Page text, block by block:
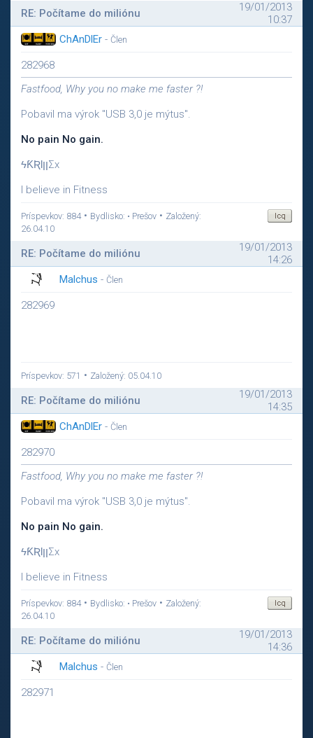
RE: Počítame do miliónu
19/01/2013
10:37
ChAnDlEr - Člen
282968
Fastfood, Why you no make me faster ?!
Pobavil ma výrok "USB 3,0 je mýtus".
No pain No gain.
ϟƘƦƖןןΣx
I believe in Fitness
Príspevkov: 884• Bydlisko: • Prešov • Založený:
26.04.10
RE: Počítame do miliónu
19/01/2013
14:26
Malchus - Člen
282969
Príspevkov: 571 • Založený: 05.04.10
RE: Počítame do miliónu
19/01/2013
14:35
ChAnDlEr - Člen
282970
Fastfood, Why you no make me faster ?!
Pobavil ma výrok "USB 3,0 je mýtus".
No pain No gain.
ϟƘƦƖןןΣx
I believe in Fitness
Príspevkov: 884• Bydlisko: • Prešov • Založený:
26.04.10
RE: Počítame do miliónu
19/01/2013
14:36
Malchus - Člen
282971